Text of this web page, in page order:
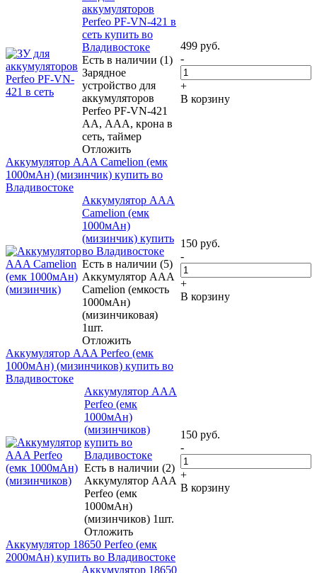
аккумуляторов
Perfeo PF-VN-421 в
сеть купить во
Владивостоке
Есть в наличии (1)
Зарядное
устройство для
аккумуляторов
Perfeo PF-VN-421
АА, ААА, крона в
сеть, таймер
Отложить
499 руб.
-
+
В корзину
Аккумулятор ААA Camelion (емк
1000мАн) (мизинчик) купить во
Владивостоке
Аккумулятор ААA
Camelion (емк
1000мАн)
(мизинчик) купить
во Владивостоке
Есть в наличии (5)
Аккумулятор ААA
Camelion (емкость
1000мАн)
(мизинчиковая)
1шт.
Отложить
150 руб.
-
+
В корзину
Аккумулятор ААA Perfeo (емк
1000мАн) (мизинчиков) купить во
Владивостоке
Аккумулятор ААA
Perfeo (емк
1000мАн)
(мизинчиков)
купить во
Владивостоке
Есть в наличии (2)
Аккумулятор ААA
Perfeo (емк
1000мАн)
(мизинчиков) 1шт.
Отложить
150 руб.
-
+
В корзину
Аккумулятор 18650 Perfeo (емк
2000мАн) купить во Владивостоке
Аккумулятор 18650